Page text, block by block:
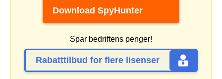
Download SpyHunter
Spar bedriftens penger!
Rabatttilbud for flere lisenser